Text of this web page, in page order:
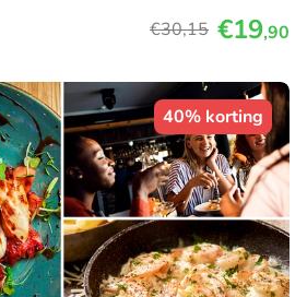
€30,15 €19,90
40% korting